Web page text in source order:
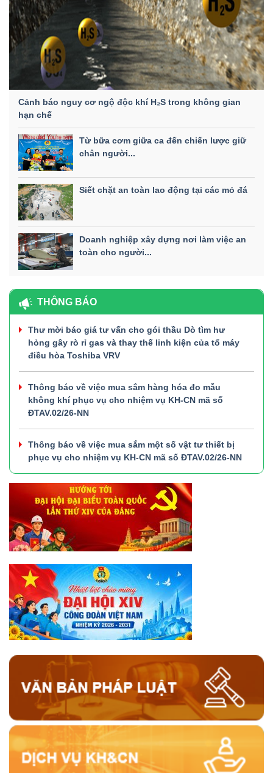
Cảnh báo nguy cơ ngộ độc khí H₂S trong không gian
hạn chế
Từ bữa cơm giữa ca đến chiến lược giữ
chân người...
Siết chặt an toàn lao động tại các mỏ đá
Doanh nghiệp xây dựng nơi làm việc an
toàn cho người...
THÔNG BÁO
Thư mời báo giá tư vấn cho gói thầu Dò tìm hư
hỏng gây rò rỉ gas và thay thế linh kiện của tổ máy
điều hòa Toshiba VRV
Thông báo về việc mua sắm hàng hóa đo mẫu
không khí phục vụ cho nhiệm vụ KH-CN mã số
ĐTAV.02/26-NN
Thông báo về việc mua sắm một số vật tư thiết bị
phục vụ cho nhiệm vụ KH-CN mã số ĐTAV.02/26-NN